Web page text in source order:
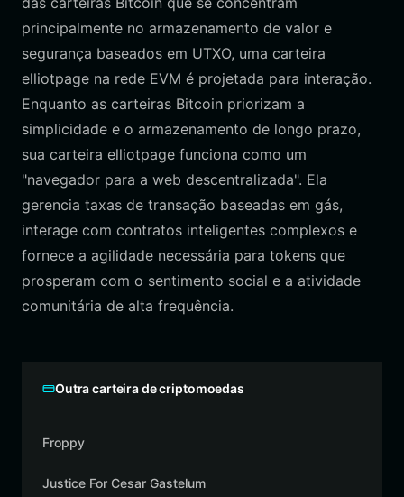
principalmente no armazenamento de valor e
segurança baseados em UTXO, uma carteira
elliotpage na rede EVM é projetada para interação.
Enquanto as carteiras Bitcoin priorizam a
simplicidade e o armazenamento de longo prazo,
sua carteira elliotpage funciona como um
"navegador para a web descentralizada". Ela
gerencia taxas de transação baseadas em gás,
interage com contratos inteligentes complexos e
fornece a agilidade necessária para tokens que
prosperam com o sentimento social e a atividade
comunitária de alta frequência.
Outra carteira de criptomoedas
Froppy
Justice For Cesar Gastelum